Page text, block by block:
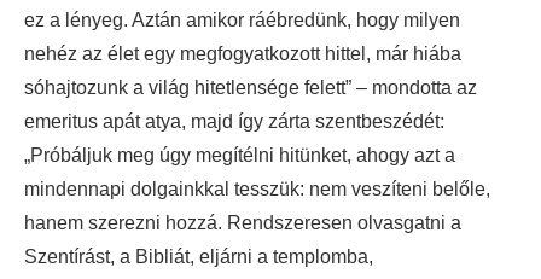
ez a lényeg. Aztán amikor ráébredünk, hogy milyen
nehéz az élet egy megfogyatkozott hittel, már hiába
sóhajtozunk a világ hitetlensége felett” – mondotta az
emeritus apát atya, majd így zárta szentbeszédét:
„Próbáljuk meg úgy megítélni hitünket, ahogy azt a
mindennapi dolgainkkal tesszük: nem veszíteni belőle,
hanem szerezni hozzá. Rendszeresen olvasgatni a
Szentírást, a Bibliát, eljárni a templomba,